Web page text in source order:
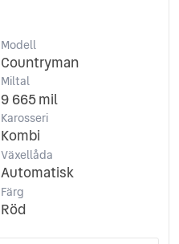
Modell
Countryman
Miltal
9 665 mil
Karosseri
Kombi
Växellåda
Automatisk
Färg
Röd